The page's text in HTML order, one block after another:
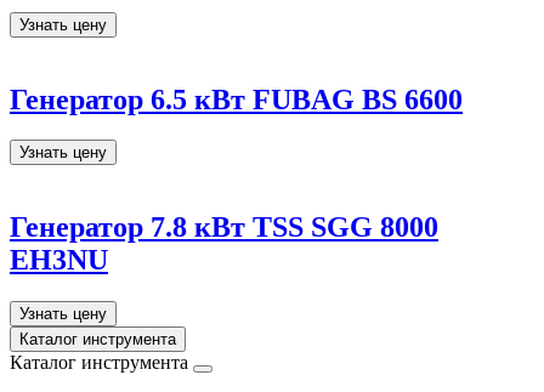
Узнать цену
Генератор 6.5 кВт FUBAG BS 6600
Узнать цену
Генератор 7.8 кВт TSS SGG 8000
EH3NU
Узнать цену
Каталог инструмента
Каталог инструмента